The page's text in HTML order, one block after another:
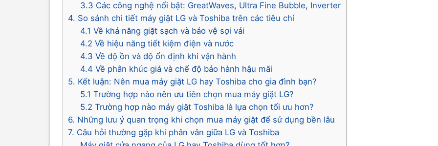
3.3 Các công nghệ nổi bật: GreatWaves, Ultra Fine Bubble, Inverter
4. So sánh chi tiết máy giặt LG và Toshiba trên các tiêu chí
4.1 Về khả năng giặt sạch và bảo vệ sợi vải
4.2 Về hiệu năng tiết kiệm điện và nước
4.3 Về độ ồn và độ ổn định khi vận hành
4.4 Về phân khúc giá và chế độ bảo hành hậu mãi
5. Kết luận: Nên mua máy giặt LG hay Toshiba cho gia đình bạn?
5.1 Trường hợp nào nên ưu tiên chọn mua máy giặt LG?
5.2 Trường hợp nào máy giặt Toshiba là lựa chọn tối ưu hơn?
6. Những lưu ý quan trọng khi chọn mua máy giặt để sử dụng bền lâu
7. Câu hỏi thường gặp khi phân vân giữa LG và Toshiba